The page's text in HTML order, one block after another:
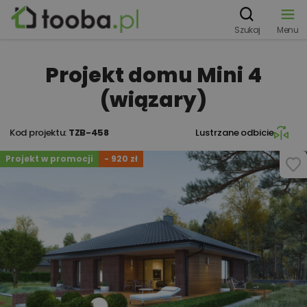
Szukaj Menu
Projekt domu Mini 4
(wiązary)
Kod projektu: TZB-458 Lustrzane odbicie
Projekt w promocji - 920 zł